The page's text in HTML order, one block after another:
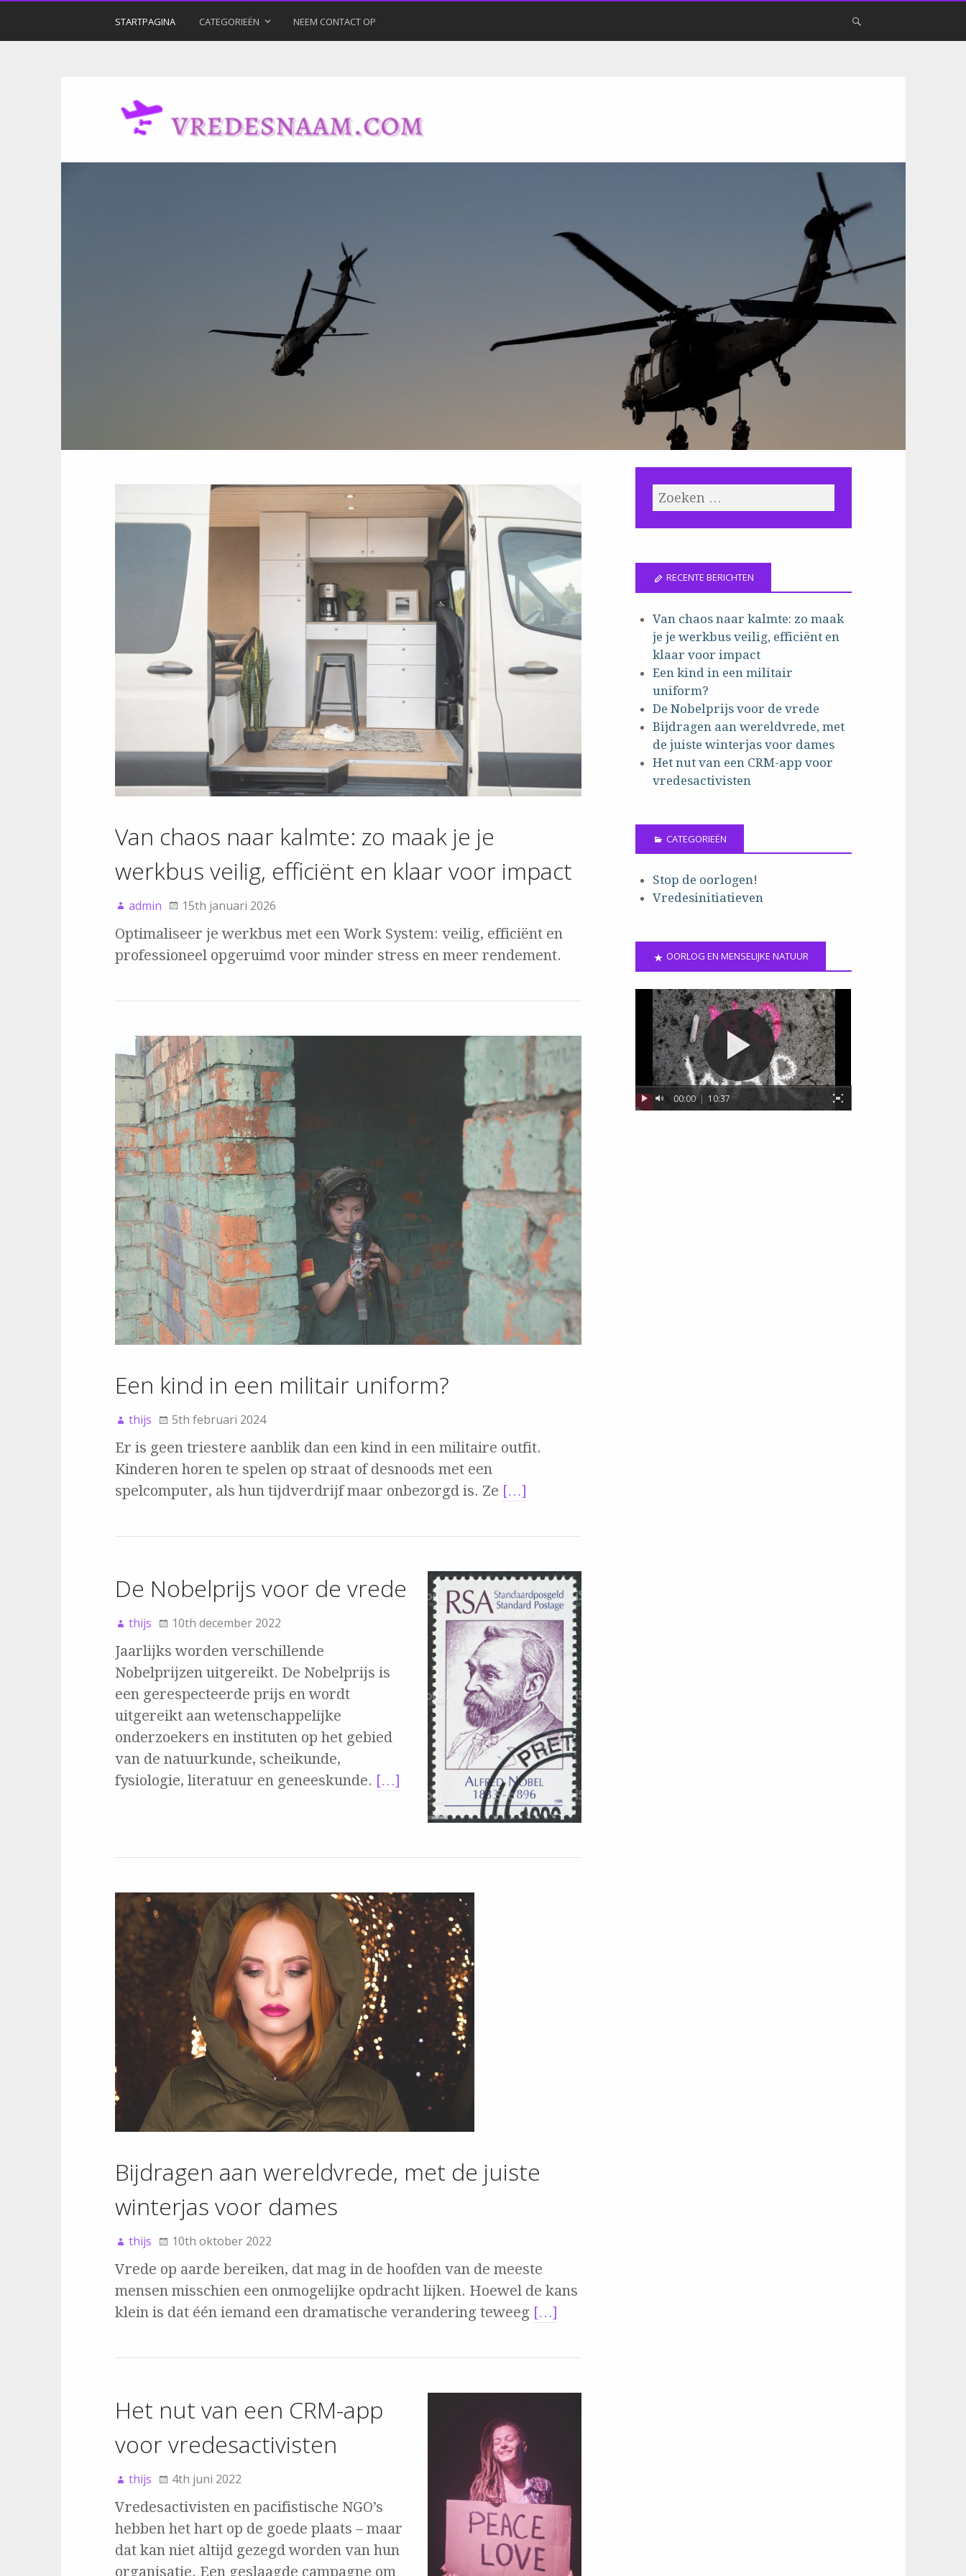
STARTPAGINA CATEGORIEËN NEEM CONTACT OP
Van chaos naar kalmte: zo maak je je
werkbus veilig, efficiënt en klaar voor impact
admin 15th januari 2026
Optimaliseer je werkbus met een Work System: veilig, efficiënt en
professioneel opgeruimd voor minder stress en meer rendement.
Een kind in een militair uniform?
thijs 5th februari 2024
Er is geen triestere aanblik dan een kind in een militaire outfit.
Kinderen horen te spelen op straat of desnoods met een
spelcomputer, als hun tijdverdrijf maar onbezorgd is. Ze […]
De Nobelprijs voor de vrede
thijs 10th december 2022
Jaarlijks worden verschillende
Nobelprijzen uitgereikt. De Nobelprijs is
een gerespecteerde prijs en wordt
uitgereikt aan wetenschappelijke
onderzoekers en instituten op het gebied
van de natuurkunde, scheikunde,
fysiologie, literatuur en geneeskunde. […]
Bijdragen aan wereldvrede, met de juiste
winterjas voor dames
thijs 10th oktober 2022
Vrede op aarde bereiken, dat mag in de hoofden van de meeste
mensen misschien een onmogelijke opdracht lijken. Hoewel de kans
klein is dat één iemand een dramatische verandering teweeg […]
Het nut van een CRM-app
voor vredesactivisten
thijs 4th juni 2022
Vredesactivisten en pacifistische NGO’s
hebben het hart op de goede plaats – maar
dat kan niet altijd gezegd worden van hun
organisatie. Een geslaagde campagne om
RECENTE BERICHTEN
Van chaos naar kalmte: zo maak
je je werkbus veilig, efficiënt en
klaar voor impact
Een kind in een militair
uniform?
De Nobelprijs voor de vrede
Bijdragen aan wereldvrede, met
de juiste winterjas voor dames
Het nut van een CRM-app voor
vredesactivisten
CATEGORIEËN
Stop de oorlogen!
Vredesinitiatieven
OORLOG EN MENSELIJKE NATUUR
00:00 | 10:37